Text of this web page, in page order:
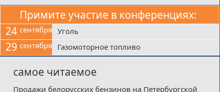
Примите участие в конференциях:
24 сентября Уголь
29 сентября Газомоторное топливо
самое читаемое
Продажи белорусских бензинов на Петербургской